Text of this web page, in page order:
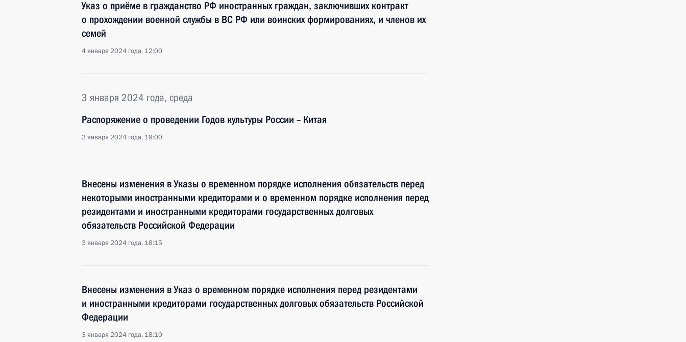
Указ о приёме в гражданство РФ иностранных граждан, заключивших контракт
о прохождении военной службы в ВС РФ или воинских формированиях, и членов их
семей
4 января 2024 года, 12:00
3 января 2024 года, среда
Распоряжение о проведении Годов культуры России – Китая
3 января 2024 года, 19:00
Внесены изменения в Указы о временном порядке исполнения обязательств перед
некоторыми иностранными кредиторами и о временном порядке исполнения перед
резидентами и иностранными кредиторами государственных долговых
обязательств Российской Федерации
3 января 2024 года, 18:15
Внесены изменения в Указ о временном порядке исполнения перед резидентами
и иностранными кредиторами государственных долговых обязательств Российской
Федерации
3 января 2024 года, 18:10